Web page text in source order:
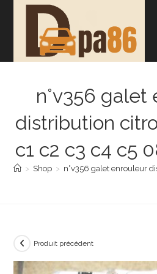
n°v356 galet
distribution
c1 c2 c3 c4 c5
> Shop > n°v356 galet enrouleur
Produit précédent